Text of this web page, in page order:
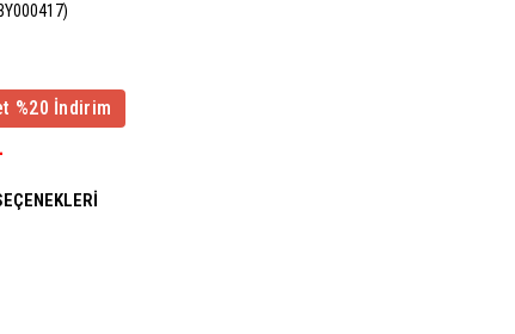
%20 İndirim